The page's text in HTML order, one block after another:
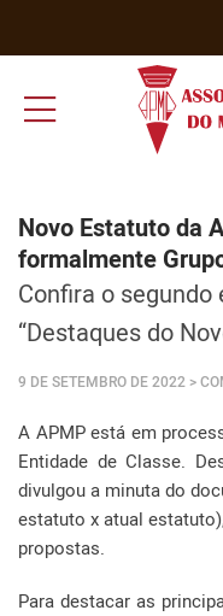
Novo Estatuto da
formalmente
Confira o
“Destaques do
9 DE SETEMBRO DE 2022 >
A APMP está em
Entidade de Classe.
divulgou a minuta do
estatuto x atual
propostas.
Para destacar as